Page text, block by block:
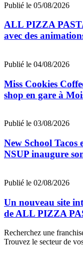
Publié le 05/08/2026
ALL PIZZA
avec des
Publié le 04/08/2026
Miss Cookies
shop en gare à
Publié le 03/08/2026
New School Tacos
NSUP inaugure
Publié le 02/08/2026
Un nouveau site
de ALL PIZZA
Recherchez une
Trouvez le secteur de